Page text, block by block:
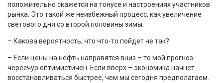
положительно скажется на тонусе и настроениях участников
рынка. Это такой же неизбежный процесс, как увеличение
светового дня со второй половины зимы.
– Какова вероятность, что что-то пойдет не так?
– Если цены на нефть направятся вниз – то мой прогноз
чересчур оптимистичен. Если вверх – экономика начнет
восстанавливаться быстрее, чем мы сегодня предполагаем.